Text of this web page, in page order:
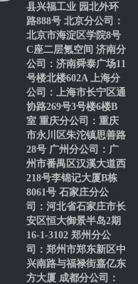
县兴福工业 园北外环
路888号 北京分公司：
北京市海淀区学院8号
C座二层氪空间 济南分
公司：济南舜泰广场11
号楼北楼602A 上海分
公司：上海市长宁区通
协路269号3号楼6楼B
室 重庆分公司：重庆
市永川区朱沱镇思善路
28号 广州分公司：广
州市番禺区汉溪大道西
218号李锦记大厦B栋
8061号 石家庄分公
司：河北省石家庄市长
安区恒大御景半岛2期
16-1-3102 郑州分公
司：郑州市郑东新区中
兴南路与福禄街嘉亿东
方大厦 成都分公司：